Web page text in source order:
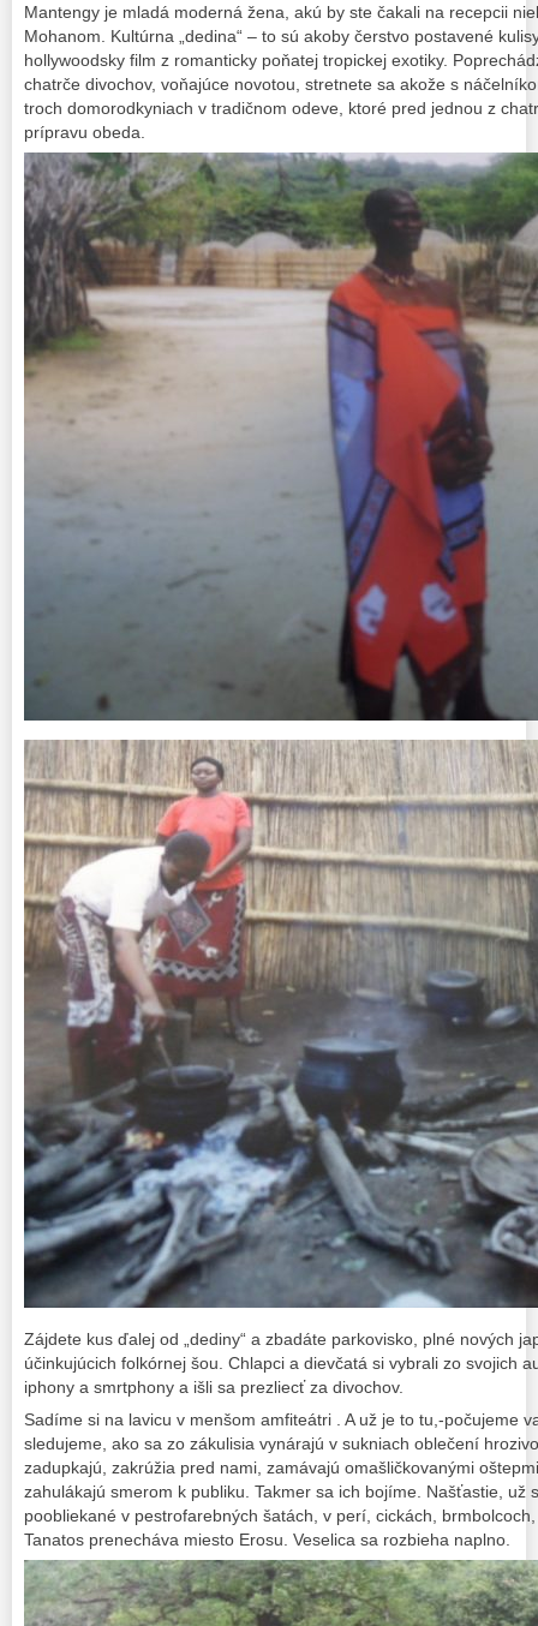
Mantengy je mladá moderná žena, akú by ste čakali na recepcii
Mohanom. Kultúrna „dedina“ – to sú akoby čerstvo postavené
hollywoodsky film z romanticky poňatej tropickej exotiky.
chatrče divochov, voňajúce novotou, stretnete sa akože s
troch domorodkyniach v tradičnom odeve, ktoré pred jednou z
prípravu obeda.
Zájdete kus ďalej od „dediny“ a zbadáte parkovisko, plné nových
účinkujúcich folkórnej šou. Chlapci a dievčatá si vybrali zo svojich
iphony a smrtphony a išli sa prezliecť za divochov.
Sadíme si na lavicu v menšom amfiteátri . A už je to tu,-počujeme
sledujeme, ako sa zo zákulisia vynárajú v sukniach oblečení
zadupkajú, zakrúžia pred nami, zamávajú omašličkovanými
zahulákajú smerom k publiku. Takmer sa ich bojíme. Našťastie, už
poobliekané v pestrofarebných šatách, v perí, cickách,
Tanatos prenecháva miesto Erosu. Veselica sa rozbieha naplno.